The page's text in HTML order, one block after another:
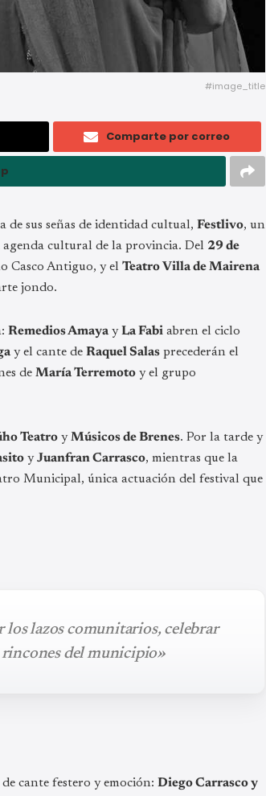
#image_title
Comparte por correo
de sus señas de identidad cultual, Festlivo, un
agenda cultural de la provincia. Del 29 de
Casco Antiguo, y el Teatro Villa de Mairena
jondo.
Remedios Amaya yLa Fabi abren el ciclo
y el cante de Raquel Salas precederán el
de María Terremoto y el grupo
Teatro yMúsicos de Brenes. Por la tarde y
yJuanfran Carrasco, mientras que la
Municipal, única actuación del festival que
lazos comunitarios, celebrar
rincones del municipio»
cante festero y emoción: Diego Carrasco y